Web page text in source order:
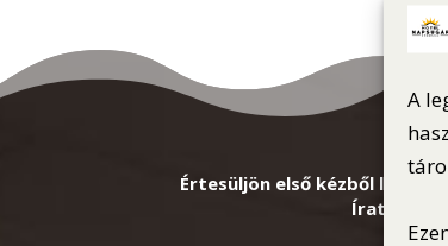
A
Értesüljön első kézből